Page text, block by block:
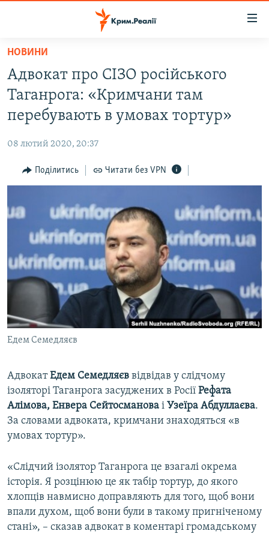
Перейти
основного
матеріалу
до
основної
Перейти
до
ВОДА.КРИМ
ВІДЕО ТА ФОТО
БЛОГИ
ПОГЛЯД
ВСЕ ЗА ДЕНЬ
СПЕЦПРОЕКТИ
ДЕПОРТАЦІЯ
ВІДЕОУРОКИ «ELIFBE»
СВІДЧЕННЯ ОКУПАЦІЇ
УКРАЇНСЬКА ПРОБЛЕМА КРИМУ
ІНФОГРАФІКА
ЯК ОБІЙТИ БЛОКУВАННЯ
Qırımtatar
ДОЛУЧАЙСЯ!
Усі сайти RFE/RL
НОВИНИ
Адвокат про СІЗО російського
Таганрога: «Кримчани там
перебувають в умовах тортур»
08 лютий 2020, 20:37
Поділитись Читати без VPN
Едем Семедляєв
АдвокатЕдем Семедляєв відвідав у слідчому
ізоляторі Таганрога засуджених в Росії Рефата
Алімова, Енвера Сейтосманова і Узеїра Абдуллаєва.
За словами адвоката, кримчани знаходяться «в
умовах тортур».
«Слідчий ізолятор Таганрога це взагалі окрема
історія. Я розцінюю це як табір тортур, до якого
хлопців навмисно доправляють для того, щоб вони
впали духом, щоб вони були в такому пригніченому
стані», – сказав адвокат в коментарі громадському